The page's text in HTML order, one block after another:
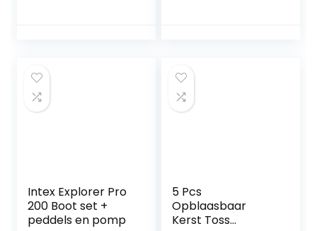
trampoline
Generic
diefstalbeveiliging
Intex Explorer Pro
200 Boot set +
peddels en pomp
5 Pcs
Opblaasbaar
Kerst Toss